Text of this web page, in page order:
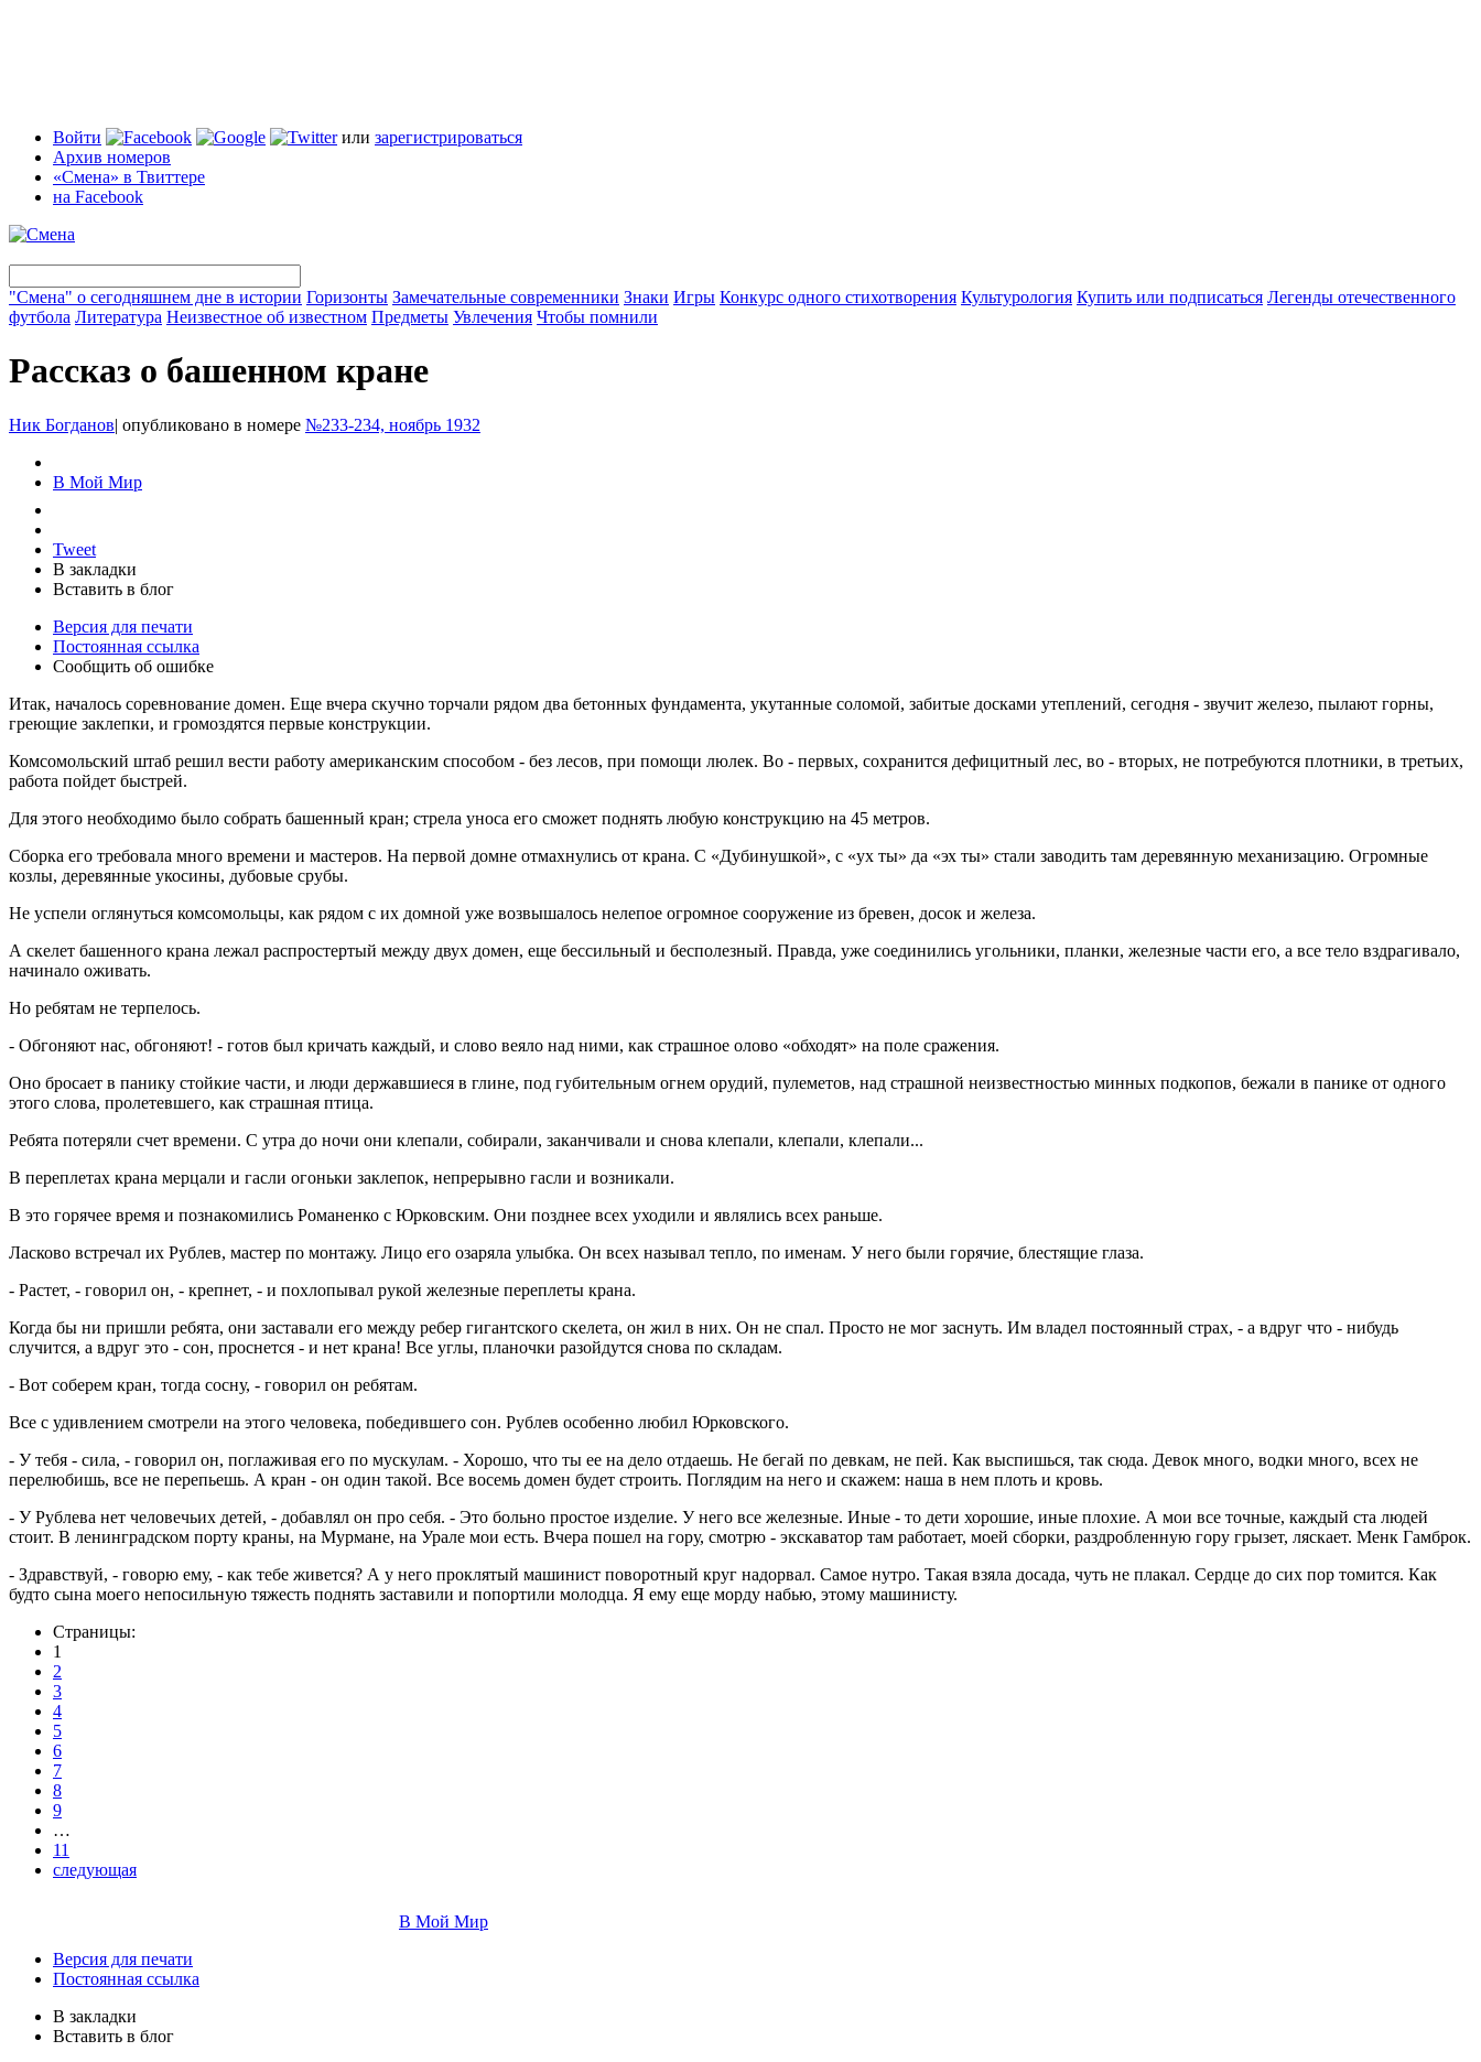
Войти или зарегистрироваться
Архив номеров
«Смена» в Твиттере
на Facebook
"Смена" о сегодняшнем дне в истории Горизонты Замечательные современники Знаки Игры Конкурс одного стихотворения Культурология Купить или подписаться Легенды отечественного
футбола Литература Неизвестное об известном Предметы Увлечения Чтобы помнили
Рассказ о башенном кране
Ник Богданов| опубликовано в номере №233-234, ноябрь 1932
В Мой Мир
Tweet
В закладки
Вставить в блог
Версия для печати
Постоянная ссылка
Сообщить об ошибке
Итак, началось соревнование домен. Еще вчера скучно торчали рядом два бетонных фундамента, укутанные соломой, забитые досками утеплений, сегодня - звучит железо, пылают горны,
греющие заклепки, и громоздятся первые конструкции.
Комсомольский штаб решил вести работу американским способом - без лесов, при помощи люлек. Во - первых, сохранится дефицитный лес, во - вторых, не потребуются плотники, в третьих,
работа пойдет быстрей.
Для этого необходимо было собрать башенный кран; стрела уноса его сможет поднять любую конструкцию на 45 метров.
Сборка его требовала много времени и мастеров. На первой домне отмахнулись от крана. С «Дубинушкой», с «ух ты» да «эх ты» стали заводить там деревянную механизацию. Огромные
козлы, деревянные укосины, дубовые срубы.
Не успели оглянуться комсомольцы, как рядом с их домной уже возвышалось нелепое огромное сооружение из бревен, досок и железа.
А скелет башенного крана лежал распростертый между двух домен, еще бессильный и бесполезный. Правда, уже соединились угольники, планки, железные части его, а все тело вздрагивало,
начинало оживать.
Но ребятам не терпелось.
- Обгоняют нас, обгоняют! - готов был кричать каждый, и слово веяло над ними, как страшное олово «обходят» на поле сражения.
Оно бросает в панику стойкие части, и люди державшиеся в глине, под губительным огнем орудий, пулеметов, над страшной неизвестностью минных подкопов, бежали в панике от одного
этого слова, пролетевшего, как страшная птица.
Ребята потеряли счет времени. С утра до ночи они клепали, собирали, заканчивали и снова клепали, клепали, клепали...
В переплетах крана мерцали и гасли огоньки заклепок, непрерывно гасли и возникали.
В это горячее время и познакомились Романенко с Юрковским. Они позднее всех уходили и являлись всех раньше.
Ласково встречал их Рублев, мастер по монтажу. Лицо его озаряла улыбка. Он всех называл тепло, по именам. У него были горячие, блестящие глаза.
- Растет, - говорил он, - крепнет, - и похлопывал рукой железные переплеты крана.
Когда бы ни пришли ребята, они заставали его между ребер гигантского скелета, он жил в них. Он не спал. Просто не мог заснуть. Им владел постоянный страх, - а вдруг что - нибудь
случится, а вдруг это - сон, проснется - и нет крана! Все углы, планочки разойдутся снова по складам.
- Вот соберем кран, тогда сосну, - говорил он ребятам.
Все с удивлением смотрели на этого человека, победившего сон. Рублев особенно любил Юрковского.
- У тебя - сила, - говорил он, поглаживая его по мускулам. - Хорошо, что ты ее на дело отдаешь. Не бегай по девкам, не пей. Как выспишься, так сюда. Девок много, водки много, всех не
перелюбишь, все не перепьешь. А кран - он один такой. Все восемь домен будет строить. Поглядим на него и скажем: наша в нем плоть и кровь.
- У Рублева нет человечьих детей, - добавлял он про себя. - Это больно простое изделие. У него все железные. Иные - то дети хорошие, иные плохие. А мои все точные, каждый ста людей
стоит. В ленинградском порту краны, на Мурмане, на Урале мои есть. Вчера пошел на гору, смотрю - экскаватор там работает, моей сборки, раздробленную гору грызет, ляскает. Менк Гамброк.
- Здравствуй, - говорю ему, - как тебе живется? А у него проклятый машинист поворотный круг надорвал. Самое нутро. Такая взяла досада, чуть не плакал. Сердце до сих пор томится. Как
будто сына моего непосильную тяжесть поднять заставили и попортили молодца. Я ему еще морду набью, этому машинисту.
Страницы:
1
2
3
4
5
6
7
8
9
…
11
следующая
В Мой Мир
Версия для печати
Постоянная ссылка
В закладки
Вставить в блог